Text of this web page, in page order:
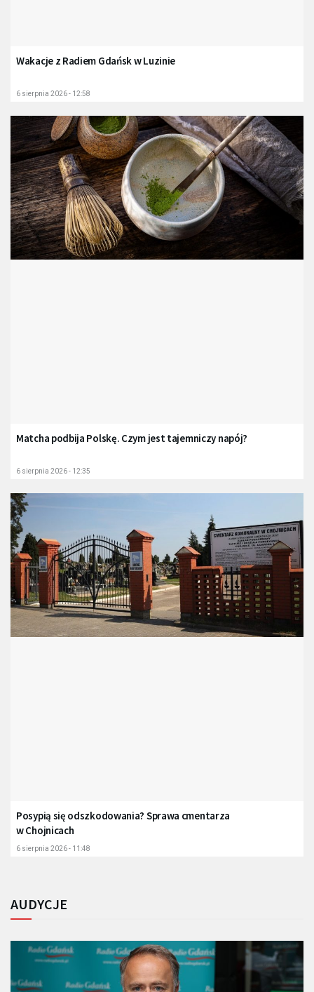
Wakacje z Radiem Gdańsk w Luzinie
6 sierpnia 2026 - 12:58
Matcha podbija Polskę. Czym jest tajemniczy napój?
6 sierpnia 2026 - 12:35
Posypią się odszkodowania? Sprawa cmentarza
w Chojnicach
6 sierpnia 2026 - 11:48
AUDYCJE